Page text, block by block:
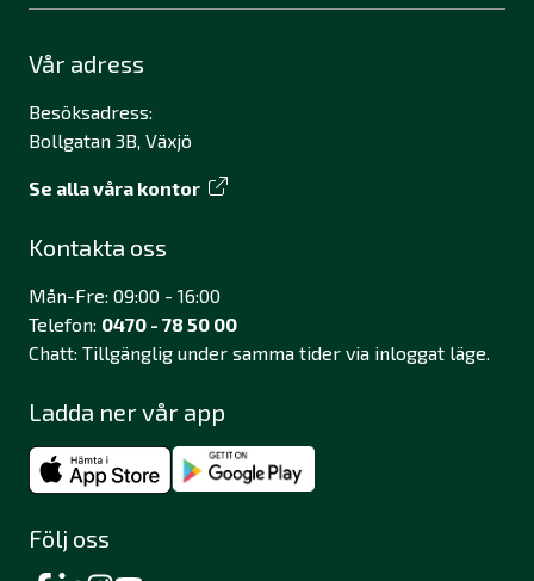
Vår adress
Besöksadress:
Bollgatan 3B, Växjö
Se alla våra kontor
Kontakta oss
Mån-Fre: 09:00 - 16:00
Telefon: 0470 - 78 50 00
Chatt: Tillgänglig under samma tider via inloggat läge.
Ladda ner vår app
Följ oss